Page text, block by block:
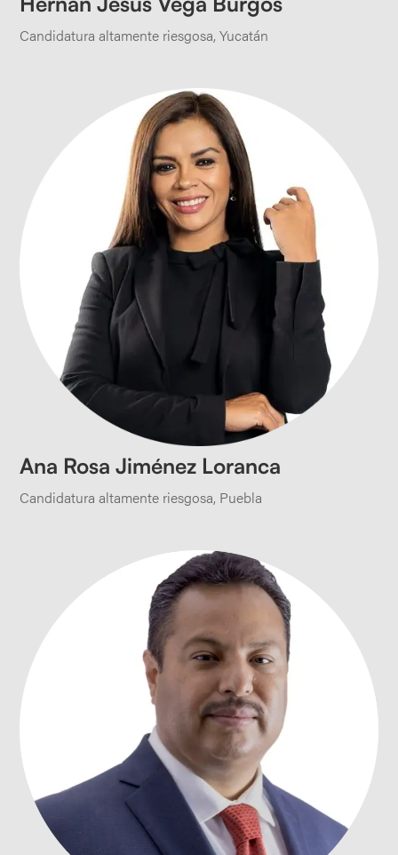
Candidatura altamente riesgosa,Yucatán
Ana Rosa Jiménez Loranca
Candidatura altamente riesgosa, Puebla